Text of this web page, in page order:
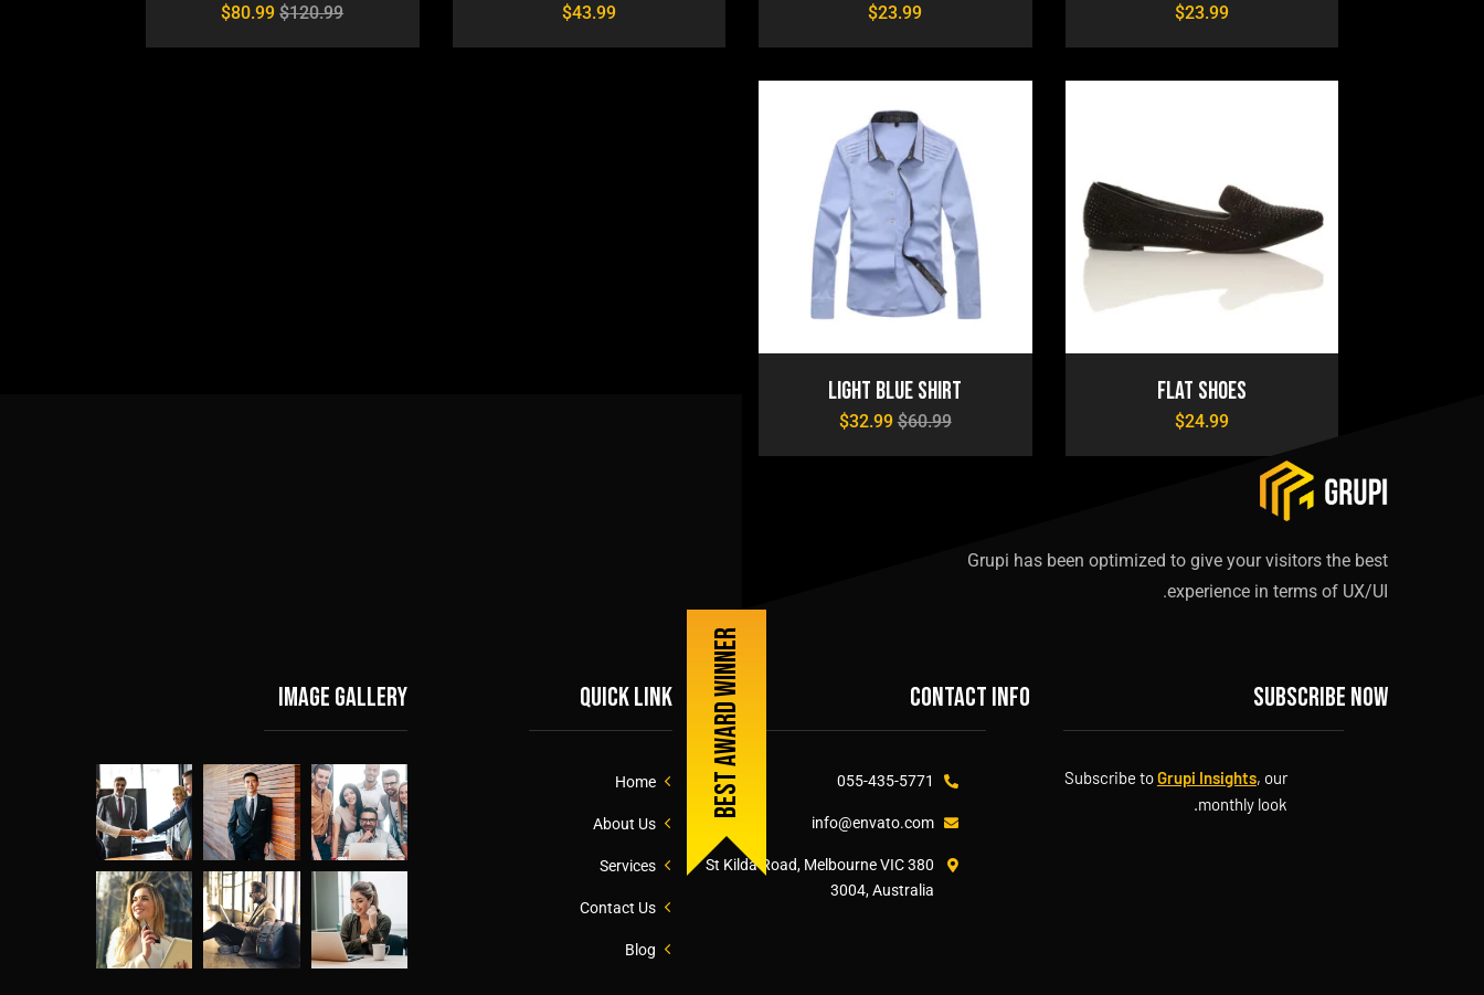
$23.99
$23.99
$43.99
$120.99
$80.99
Flat Shoes
$24.99
Light Blue Shirt
$60.99
$32.99
Best award winner
Grupi has been optimized to give your visitors the best
experience in terms of UX/UI.
Subscribe now
Subscribe toGrupi Insights, our
monthly look.
Contact info
055-435-5771
info@envato.com
380 St Kilda Road, Melbourne VIC
3004, Australia
Quick link
Home
About Us
Services
Contact Us
Blog
Image gallery